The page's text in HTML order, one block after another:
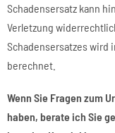
Schadensersatz kann
Verletzung
Schadensersatzes wird
berechnet.
Wenn Sie Fragen zum
haben, berate ich Sie